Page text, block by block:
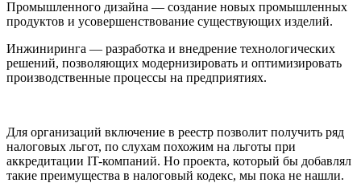
Промышленного дизайна — создание новых промышленных
продуктов и усовершенствование существующих изделий.
Инжиниринга — разработка и внедрение технологических
решений, позволяющих модернизировать и оптимизировать
производственные процессы на предприятиях.
Для организаций включение в реестр позволит получить ряд
налоговых льгот, по слухам похожим на льготы при
аккредитации IT-компаний. Но проекта, который бы добавлял
такие преимущества в налоговый кодекс, мы пока не нашли.